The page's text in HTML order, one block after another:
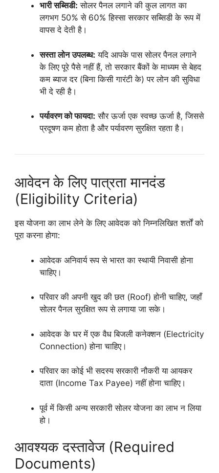
भारी सब्सिडी: सोलर पैनल लगाने की कुल लागत का
लगभग 50% से 60% हिस्सा सरकार सब्सिडी के रूप में
वापस दे देती है।
सस्ता लोन उपलब्ध: यदि आपके पास सोलर पैनल लगाने
के लिए पूरे पैसे नहीं हैं, तो सरकार बैंकों के माध्यम से बेहद
कम ब्याज दर (बिना किसी गारंटी के) पर लोन की सुविधा
भी दे रही है।
पर्यावरण को फायदा: सौर ऊर्जा एक स्वच्छ ऊर्जा है, जिससे
प्रदूषण कम होता है और पर्यावरण सुरक्षित रहता है।
आवेदन के लिए पात्रता मानदंड
(Eligibility Criteria)
इस योजना का लाभ लेने के लिए आवेदक को निम्नलिखित शर्तों को
पूरा करना होगा:
आवेदक अनिवार्य रूप से भारत का स्थायी निवासी होना
चाहिए।
परिवार की अपनी खुद की छत (Roof) होनी चाहिए, जहाँ
सोलर पैनल सुरक्षित रूप से लगाया जा सके।
आवेदक के घर में एक वैध बिजली कनेक्शन (Electricity
Connection) होना चाहिए।
परिवार का कोई भी सदस्य सरकारी नौकरी या आयकर
दाता (Income Tax Payee) नहीं होना चाहिए।
पूर्व में किसी अन्य सरकारी सोलर योजना का लाभ न लिया
हो।
आवश्यक दस्तावेज (Required
Documents)